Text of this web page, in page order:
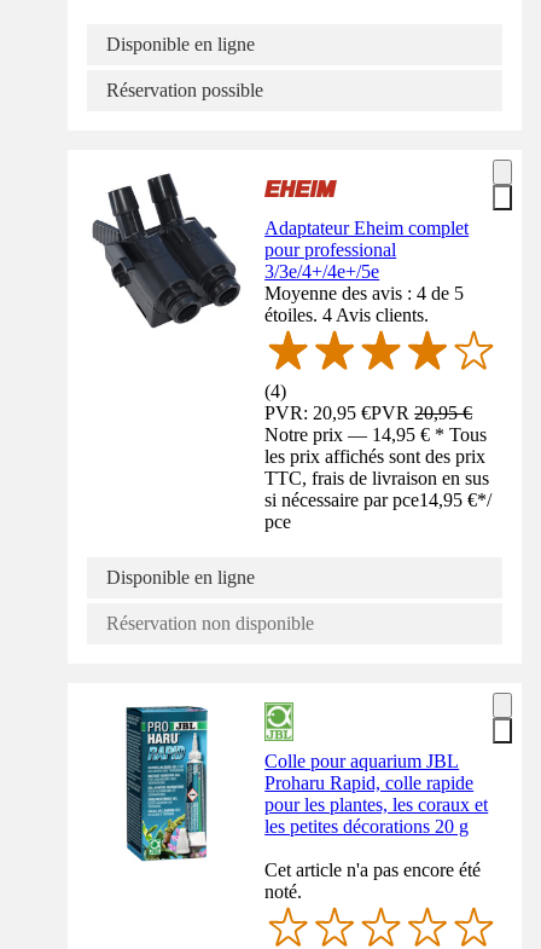
Disponible en ligne
Réservation possible
Adaptateur Eheim complet
pour professional
3/3e/4+/4e+/5e
Moyenne des avis : 4 de 5
étoiles. 4 Avis clients.
(4)
PVR: 20,95 €PVR20,95 €
Notre prix — 14,95 € * Tous
les prix affichés sont des prix
TTC, frais de livraison en sus
si nécessaire par pce14,95 €*/
pce
Disponible en ligne
Réservation non disponible
Colle pour aquarium JBL
Proharu Rapid, colle rapide
pour les plantes, les coraux et
les petites décorations 20 g
Cet article n'a pas encore été
noté.